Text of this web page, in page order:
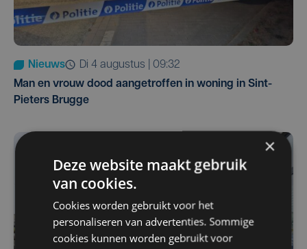
Nieuws
di 4 augustus | 09:32
Man en vrouw dood aangetroffen in woning in Sint-
Pieters Brugge
×
Deze website maakt gebruik
van cookies.
Cookies worden gebruikt voor het
personaliseren van advertenties. Sommige
cookies kunnen worden gebruikt voor